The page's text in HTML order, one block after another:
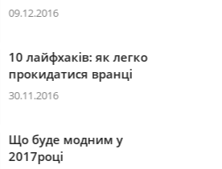
09.12.2016
10 лайфхаків: як легко
прокидатися вранці
30.11.2016
Що буде модним у
2017році